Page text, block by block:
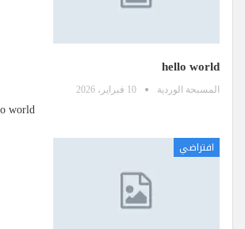
hello world
المسبحة الوردية 10 فبراير، 2026
world
افتراضي